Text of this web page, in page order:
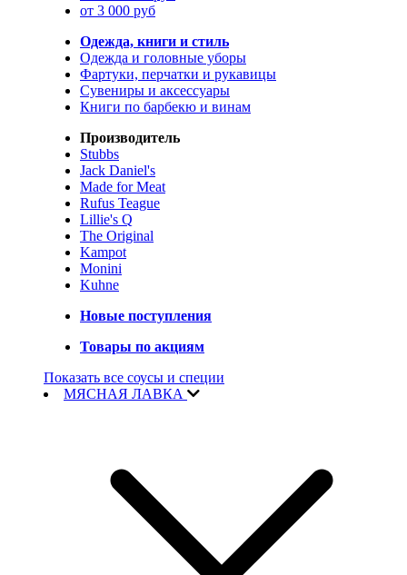
от 3 000 руб
Одежда, книги и стиль
Одежда и головные уборы
Фартуки, перчатки и рукавицы
Сувениры и аксессуары
Книги по барбекю и винам
Производитель
Stubbs
Jack Daniel's
Made for Meat
Rufus Teague
Lillie's Q
The Original
Kampot
Monini
Kuhne
Новые поступления
Товары по акциям
Показать все соусы и специи
МЯСНАЯ ЛАВКА